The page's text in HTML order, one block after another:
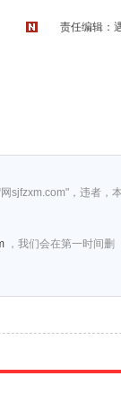
责任编辑：
sjfzxm.com"，违者，
，我们会在第一时间删